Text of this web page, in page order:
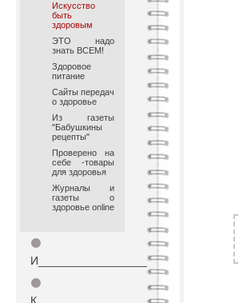
Искусство
быть
здоровым
ЭТО надо
знать ВСЕМ!
Здоровое
питание
Сайты передач
о здоровье
Из газеты
"Бабушкины
рецепты"
Проверено на
себе -товары
для здоровья
Журналы и
газеты о
здоровье online
⚫
И_________________
⚫